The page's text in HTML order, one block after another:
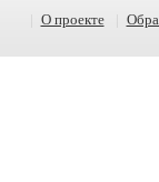
О проекте